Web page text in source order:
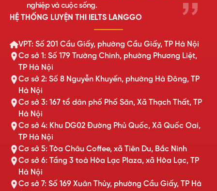
nghiệp và cuộc sống.
HỆ THỐNG LUYỆN THI IELTS LANGGO
VPT: Số 201 Cầu Giấy, phường Cầu Giấy, TP Hà Nội
Cơ sở 1: Số 179 Trường Chinh, phường Phương Liệt,
TP Hà Nội
Cơ sở 2: Số 8 Nguyễn Khuyến, phường Hà Đông, TP
Hà Nội
Cơ sở 3: 167 tổ dân phố Phố Săn, Xã Thạch Thất, TP
Hà Nội
Cơ sở 4: Khu DG02 Đường Phủ Quốc, Xã Quốc Oai,
TP Hà Nội
Cơ sở 5: Tòa Châu Coffee, xã Tiên Du, Bắc Ninh
Cơ sở 6: Tầng 3 toà Hòa Lạc Plaza, xã Hòa Lạc, TP
Hà Nội
Cơ sở 7: Số 169 Xuân Thủy, phường Cầu Giấy, TP Hà